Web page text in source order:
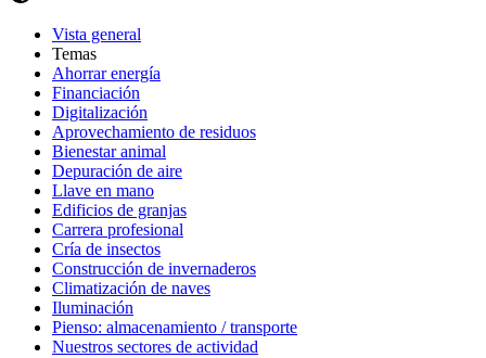
Vista general
Temas
Ahorrar energía
Financiación
Digitalización
Aprovechamiento de residuos
Bienestar animal
Depuración de aire
Llave en mano
Edificios de granjas
Carrera profesional
Cría de insectos
Construcción de invernaderos
Climatización de naves
Iluminación
Pienso: almacenamiento / transporte
Nuestros sectores de actividad